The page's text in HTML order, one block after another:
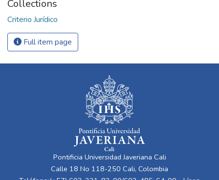
Collections
Criterio Jurídico
Full item page
Pontificia Universidad Javeriana Cali
Calle 18 No 118-250 Cali, Colombia